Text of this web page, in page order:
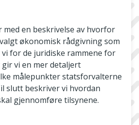
med en beskrivelse av hvorfor
økonomisk rådgivning som
vi for de juridiske rammene for
vi en mer detaljert
målepunkter statsforvalterne
slutt beskriver vi hvordan
gjennomføre tilsynene.